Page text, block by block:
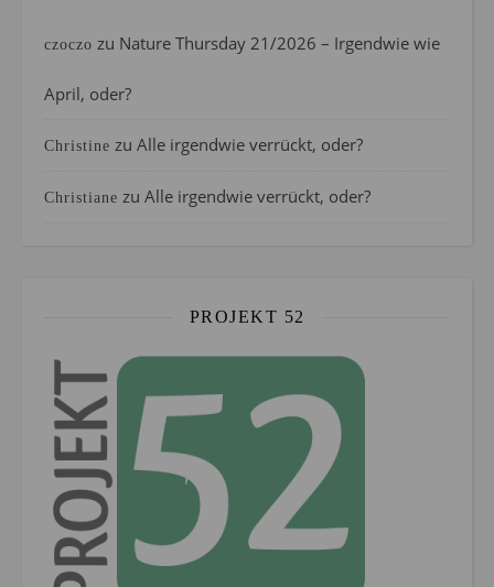
czoczo zu Nature Thursday 21/2026 – Irgendwie wie
April, oder?
Christine zu Alle irgendwie verrückt, oder?
Christiane zu Alle irgendwie verrückt, oder?
PROJEKT 52